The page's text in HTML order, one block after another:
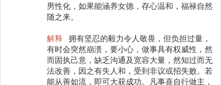
男性化，如果能涵养女德，存心温和，福禄自然
随之来。
解释
拥有坚忍的毅力令人敬畏，但负担过量，
有时会突然崩溃，要小心，做事具有权威性，然
而固执己意，缺乏沟通及宽容大量，然知过而无
法改善，因之有失人和，受到非议或招失败。若
能从善如流，即可大获成功。凡事喜自行做主，